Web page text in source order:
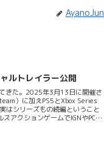
AyanoJun
ルトレイラー公開
きた。2025年3月13日に開催さ
）に加えPS5とXbox Series
はシリーズもの続編ということ
アクションゲームでIGNやPC